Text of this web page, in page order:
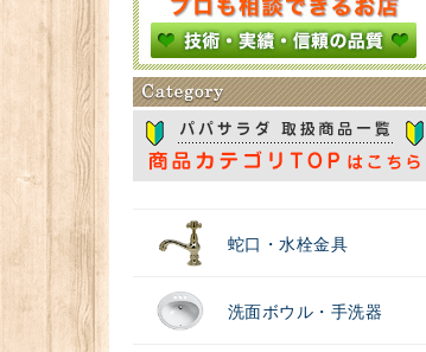
蛇口・水栓金具
洗面ボウル・手洗器